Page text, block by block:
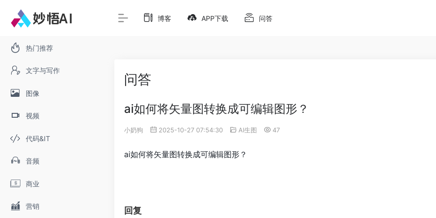
热门推荐
文字与写作
图像
视频
代码&IT
音频
商业
营销
博客 APP下载 问答
问答
ai如何将矢量图转换成可编辑图形？
小奶狗 2025-10-27 07:54:30 AI生图 47
ai如何将矢量图转换成可编辑图形？
回复